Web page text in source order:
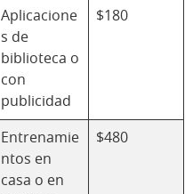
Aplicacione
s de
biblioteca o
con
publicidad
$180
Entrenamie
ntos en
casa o en
$480